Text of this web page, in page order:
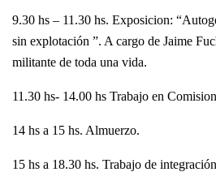
9.30 hs – 11.30 hs. Exposicion:
sin explotación ”. A cargo de Jaime
militante de toda una vida.
11.30 hs- 14.00 hs Trabajo en
14 hs a 15 hs. Almuerzo.
15 hs a 18.30 hs. Trabajo de